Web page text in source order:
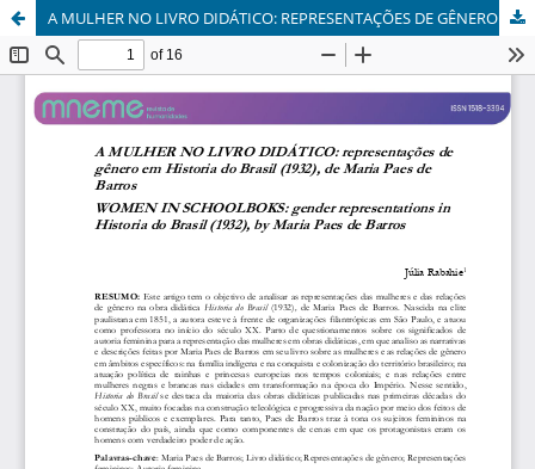
A MULHER NO LIVRO DIDÁTICO: REPRESENTAÇÕES DE GÊNERO EM HISTORIA DO BRASIL (1932), DE MARIA PAES DE BARROS